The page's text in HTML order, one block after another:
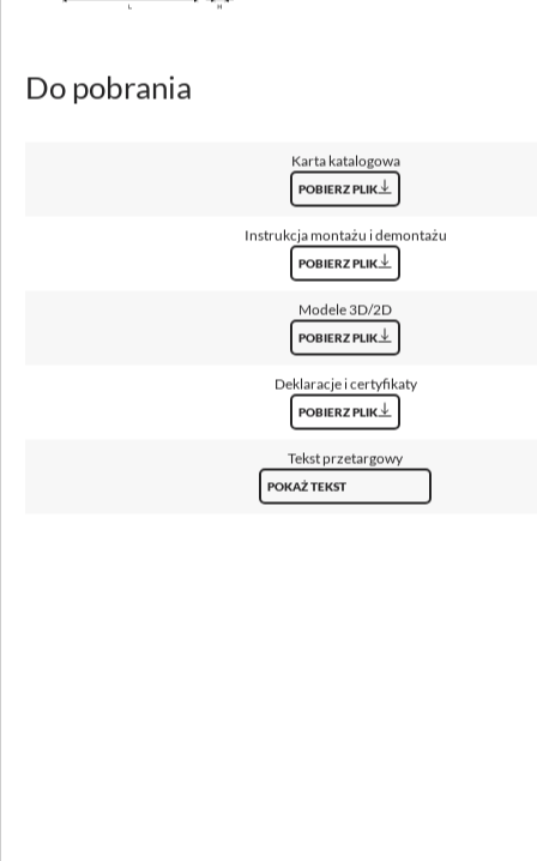
Do pobrania
Karta katalogowa
POBIERZ PLIK
Instrukcja montażu i demontażu
POBIERZ PLIK
Modele 3D/2D
POBIERZ PLIK
Deklaracje i certyfikaty
POBIERZ PLIK
Tekst przetargowy
POKAŻ TEKST